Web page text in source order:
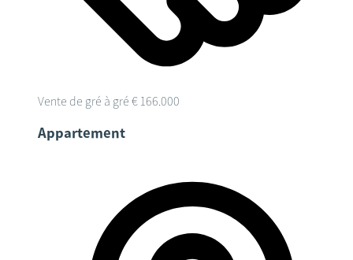
Vente de gré à gré € 166.000
Appartement